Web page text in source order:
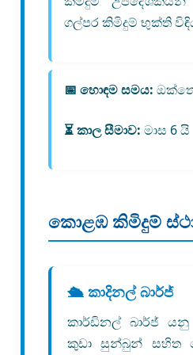
ගල්පර කිමිදුම් භුක්ති
📅 හොඳම සමය:
⏳ කාල සීමාව: මාස 6 යි
කොළඹ කිමිදුම්
🛳️ කාදිනල් බාර්ජ්
කාර්ඩිනල් බාර්ජ්
කුඩා සුන්බුන් සහිත